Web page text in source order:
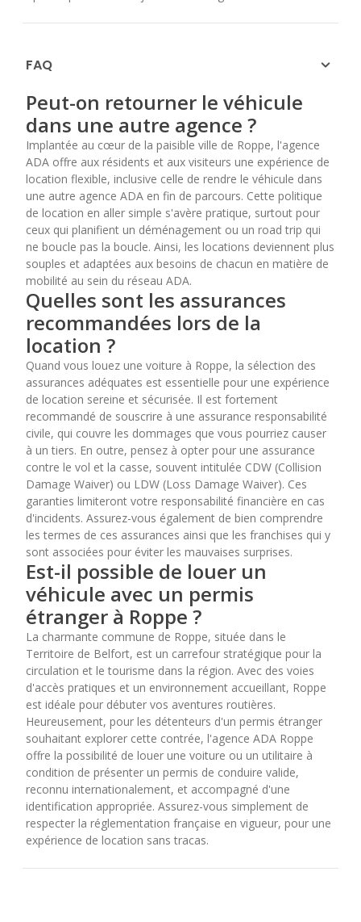
FAQ
Peut-on retourner le véhicule
dans une autre agence ?
Implantée au cœur de la paisible ville de Roppe, l'agence
ADA offre aux résidents et aux visiteurs une expérience de
location flexible, inclusive celle de rendre le véhicule dans
une autre agence ADA en fin de parcours. Cette politique
de location en aller simple s'avère pratique, surtout pour
ceux qui planifient un déménagement ou un road trip qui
ne boucle pas la boucle. Ainsi, les locations deviennent plus
souples et adaptées aux besoins de chacun en matière de
mobilité au sein du réseau ADA.
Quelles sont les assurances
recommandées lors de la
location ?
Quand vous louez une voiture à Roppe, la sélection des
assurances adéquates est essentielle pour une expérience
de location sereine et sécurisée. Il est fortement
recommandé de souscrire à une assurance responsabilité
civile, qui couvre les dommages que vous pourriez causer
à un tiers. En outre, pensez à opter pour une assurance
contre le vol et la casse, souvent intitulée CDW (Collision
Damage Waiver) ou LDW (Loss Damage Waiver). Ces
garanties limiteront votre responsabilité financière en cas
d'incidents. Assurez-vous également de bien comprendre
les termes de ces assurances ainsi que les franchises qui y
sont associées pour éviter les mauvaises surprises.
Est-il possible de louer un
véhicule avec un permis
étranger à Roppe ?
La charmante commune de Roppe, située dans le
Territoire de Belfort, est un carrefour stratégique pour la
circulation et le tourisme dans la région. Avec des voies
d'accès pratiques et un environnement accueillant, Roppe
est idéale pour débuter vos aventures routières.
Heureusement, pour les détenteurs d'un permis étranger
souhaitant explorer cette contrée, l'agence ADA Roppe
offre la possibilité de louer une voiture ou un utilitaire à
condition de présenter un permis de conduire valide,
reconnu internationalement, et accompagné d'une
identification appropriée. Assurez-vous simplement de
respecter la réglementation française en vigueur, pour une
expérience de location sans tracas.